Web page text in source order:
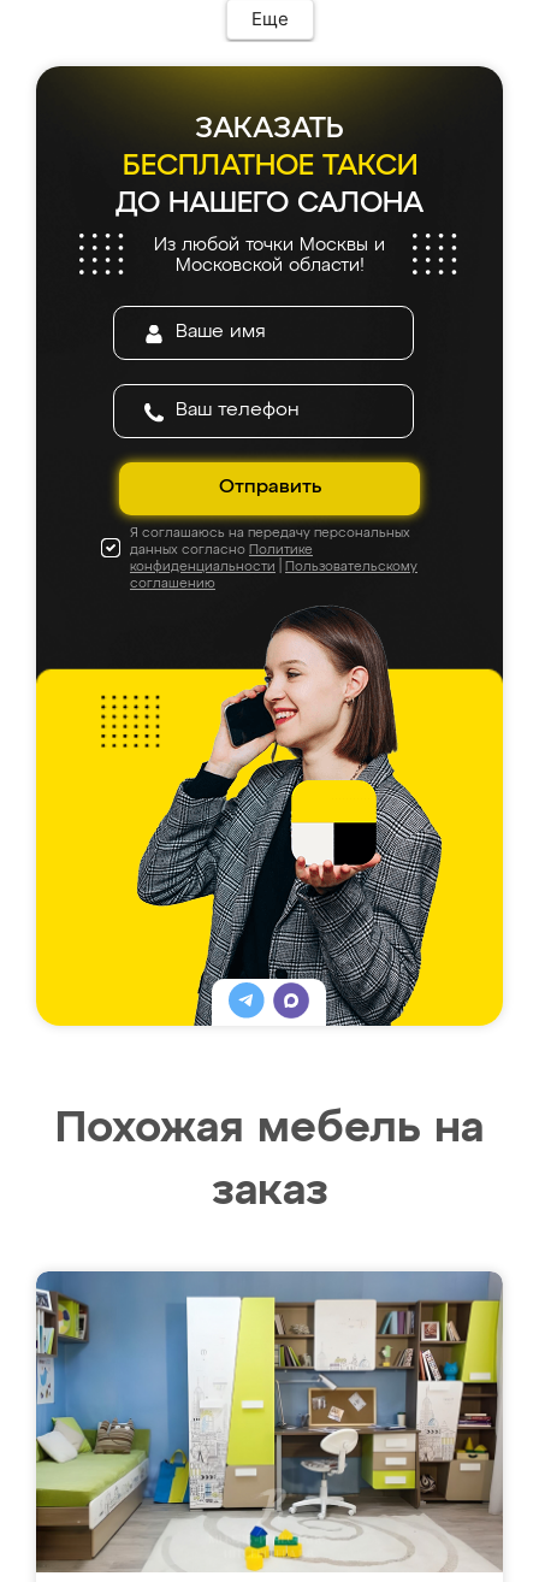
Еще
ЗАКАЗАТЬ
БЕСПЛАТНОЕ ТАКСИ
ДО НАШЕГО САЛОНА
Из любой точки Москвы и
Московской области!
Отправить
Я соглашаюсь на передачу персональных
данных согласно Политике
конфиденциальности
Пользовательскому
соглашению
Похожая мебель на
заказ